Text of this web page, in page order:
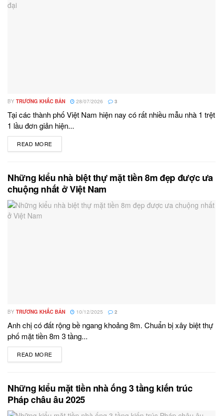
BY TRƯƠNG KHẮC BẢN 28/07/2026 3
Tại các thành phố Việt Nam hiện nay có rất nhiều mẫu nhà 1 trệt
1 lầu đơn giản hiện...
READ MORE
Những kiểu nhà biệt thự mặt tiền 8m đẹp được ưa
chuộng nhất ở Việt Nam
BY TRƯƠNG KHẮC BẢN 10/12/2025 2
Anh chị có đất rộng bề ngang khoảng 8m. Chuẩn bị xây biệt thự
phố mặt tiền 8m 3 tầng...
READ MORE
Những kiểu mặt tiền nhà ống 3 tầng kiến trúc
Pháp châu âu 2025